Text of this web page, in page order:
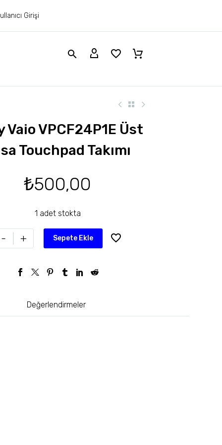
Girişi
Vaio VPCF24P1E Üst
Touchpad Takımı
₺500,00
1 adet stokta
- + Sepete Ekle
Değerlendirmeler